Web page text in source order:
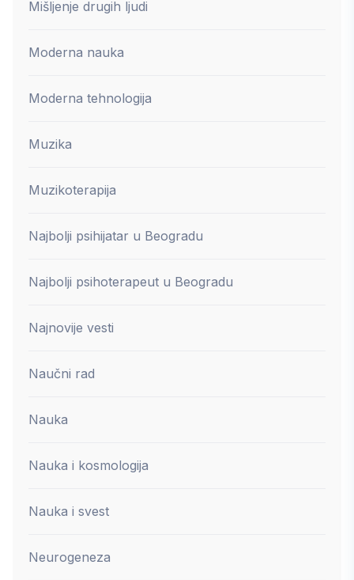
Mišljenje drugih ljudi
Moderna nauka
Moderna tehnologija
Muzika
Muzikoterapija
Najbolji psihijatar u Beogradu
Najbolji psihoterapeut u Beogradu
Najnovije vesti
Naučni rad
Nauka
Nauka i kosmologija
Nauka i svest
Neurogeneza